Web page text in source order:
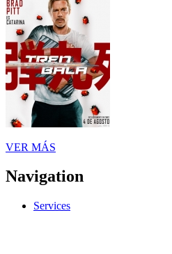
VER MÁS
Navigation
Services